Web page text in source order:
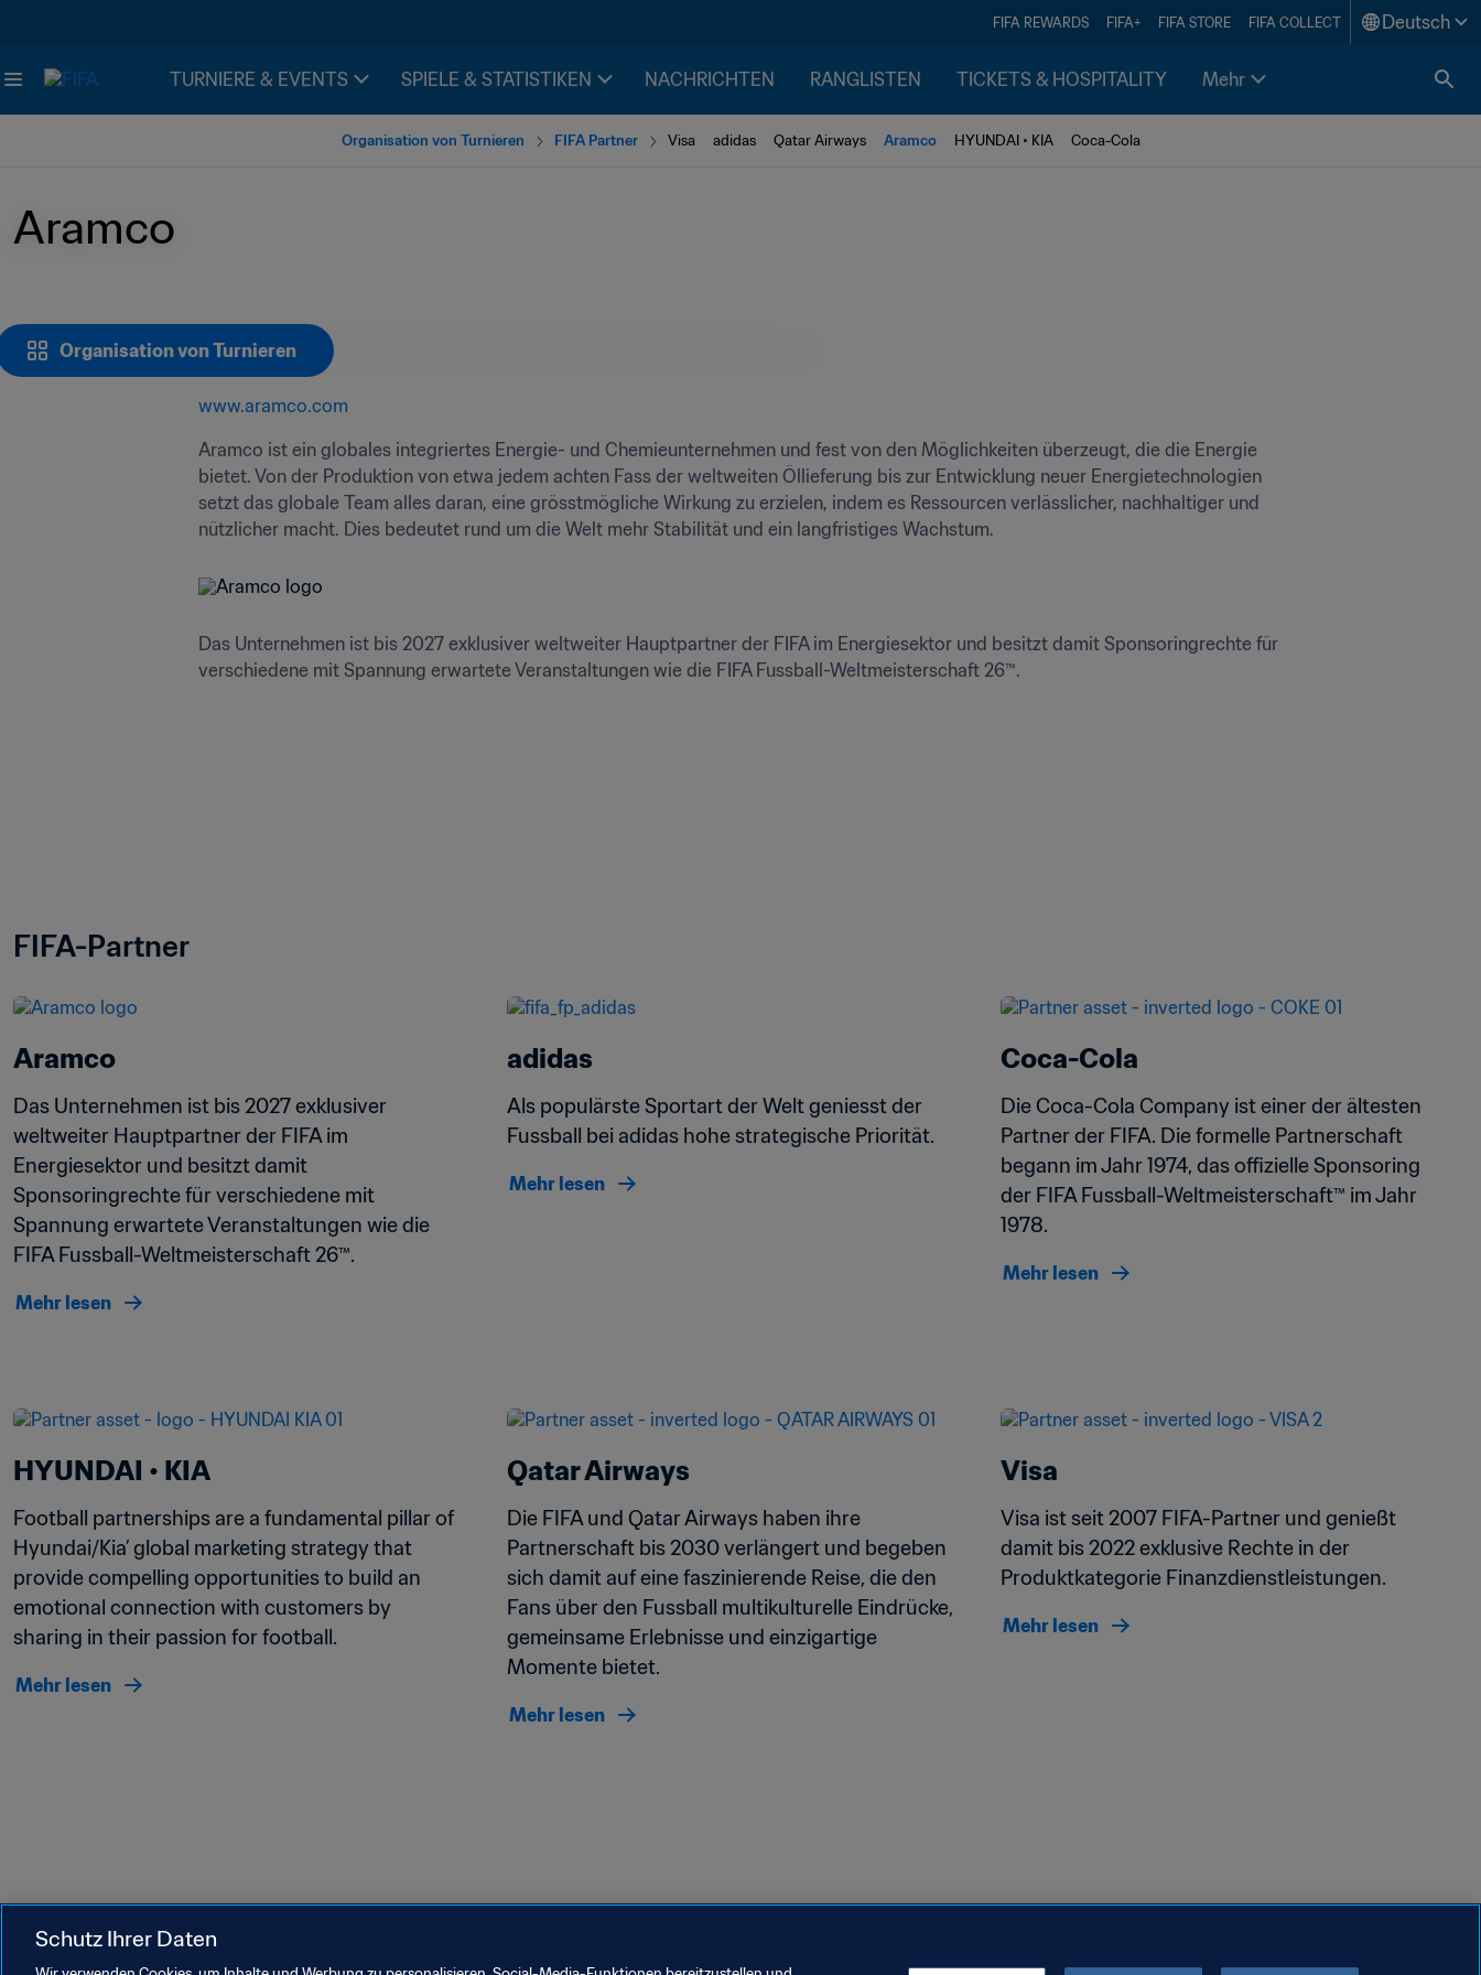
FIFA REWARDS FIFA+ FIFA STORE FIFA COLLECT Deutsch
TURNIERE & EVENTS SPIELE & STATISTIKEN NACHRICHTEN RANGLISTEN TICKETS & HOSPITALITY Mehr
Organisation von Turnieren FIFA Partner Visa adidas Qatar Airways Aramco HYUNDAI • KIA Coca-Cola
Organisation von Turnieren
Aramco
www.aramco.com
Aramco ist ein globales integriertes Energie- und Chemieunternehmen und fest von den Möglichkeiten überzeugt, die die Energie
bietet. Von der Produktion von etwa jedem achten Fass der weltweiten Öllieferung bis zur Entwicklung neuer Energietechnologien
setzt das globale Team alles daran, eine grösstmögliche Wirkung zu erzielen, indem es Ressourcen verlässlicher, nachhaltiger und
nützlicher macht. Dies bedeutet rund um die Welt mehr Stabilität und ein langfristiges Wachstum.
Das Unternehmen ist bis 2027 exklusiver weltweiter Hauptpartner der FIFA im Energiesektor und besitzt damit Sponsoringrechte für
verschiedene mit Spannung erwartete Veranstaltungen wie die FIFA Fussball-Weltmeisterschaft 26™.
FIFA-Partner
Aramco
Das Unternehmen ist bis 2027 exklusiver
weltweiter Hauptpartner der FIFA im
Energiesektor und besitzt damit
Sponsoringrechte für verschiedene mit
Spannung erwartete Veranstaltungen wie die
FIFA Fussball-Weltmeisterschaft 26™.
Mehr lesen
adidas
Als populärste Sportart der Welt geniesst der
Fussball bei adidas hohe strategische Priorität.
Mehr lesen
Coca-Cola
Die Coca-Cola Company ist einer der ältesten
Partner der FIFA. Die formelle Partnerschaft
begann im Jahr 1974, das offizielle Sponsoring
der FIFA Fussball-Weltmeisterschaft™ im Jahr
1978.
Mehr lesen
HYUNDAI • KIA
Football partnerships are a fundamental pillar of
Hyundai/Kia’ global marketing strategy that
provide compelling opportunities to build an
emotional connection with customers by
sharing in their passion for football.
Mehr lesen
Qatar Airways
Die FIFA und Qatar Airways haben ihre
Partnerschaft bis 2030 verlängert und begeben
sich damit auf eine faszinierende Reise, die den
Fans über den Fussball multikulturelle Eindrücke,
gemeinsame Erlebnisse und einzigartige
Momente bietet.
Mehr lesen
Visa
Visa ist seit 2007 FIFA-Partner und genießt
damit bis 2022 exklusive Rechte in der
Produktkategorie Finanzdienstleistungen.
Mehr lesen
Schutz Ihrer Daten